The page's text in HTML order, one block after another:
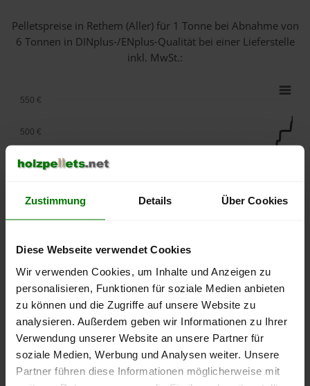
Zustimmung Details Über Cookies
Diese Webseite verwendet Cookies
Wir verwenden Cookies, um Inhalte und Anzeigen zu
personalisieren, Funktionen für soziale Medien anbieten
zu können und die Zugriffe auf unsere Website zu
analysieren. Außerdem geben wir Informationen zu Ihrer
Verwendung unserer Website an unsere Partner für
soziale Medien, Werbung und Analysen weiter. Unsere
Partner führen diese Informationen möglicherweise mit
Pelletspreise in Rethem (Aller) für 1 Tonne bei Abnahmevon
6 Tonnen in DINplus-/ENplus-Qualität bei einer Lieferstelle
inkl. MwSt.:
lose Ware
September
2025
Januar
2026
Mai
2026
250 €
400 €
450 €
500 €
550 €
Die aktuelle Preisentwicklung für Holzpellets in Deutschland
können Sie jederzeit auf unsererPelletspreise-Seite